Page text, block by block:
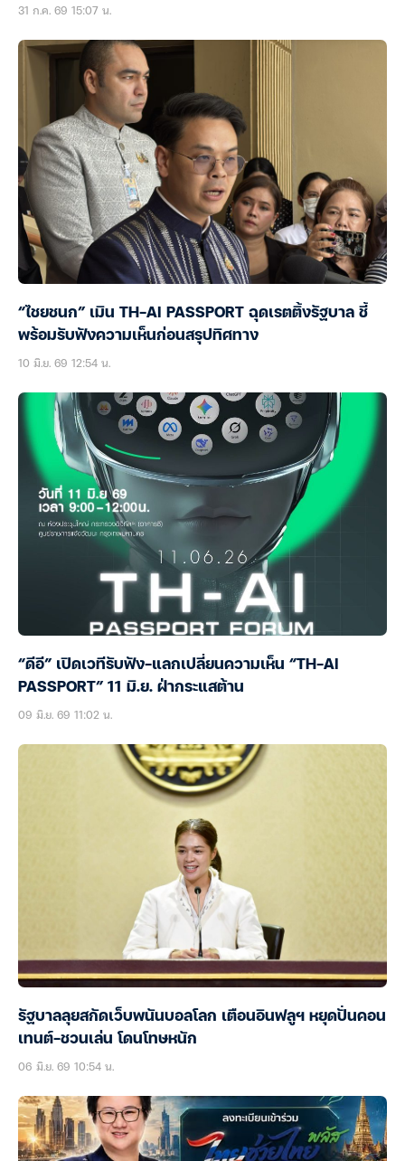
31 ก.ค. 69 15:07 น.
“ไชยชนก” เมิน TH-AI PASSPORT ฉุดเรตติ้งรัฐบาล ชี้
พร้อมรับฟังความเห็นก่อนสรุปทิศทาง
10 มิ.ย. 69 12:54 น.
“ดีอี” เปิดเวทีรับฟัง-แลกเปลี่ยนความเห็น “TH-AI
PASSPORT” 11 มิ.ย. ฝ่ากระแสต้าน
09 มิ.ย. 69 11:02 น.
รัฐบาลลุยสกัดเว็บพนันบอลโลก เตือนอินฟลูฯ หยุดปั่นคอน
เทนต์-ชวนเล่น โดนโทษหนัก
06 มิ.ย. 69 10:54 น.